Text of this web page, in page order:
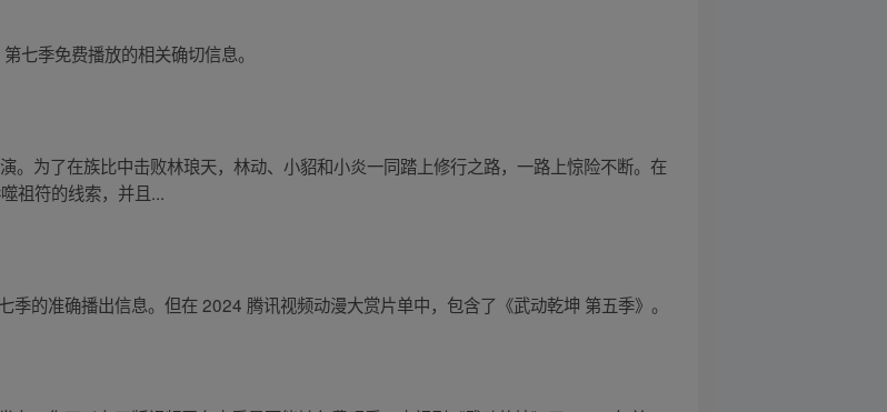
七季免费播放的相关确切信息。
。为了在族比中击败林琅天，林动、小貂和小炎一同踏上修行之路，一路上惊险不断。在
祖符的线索，并且...
的准确播出信息。但在 2024 腾讯视频动漫大赏片单中，包含了《武动乾坤 第五季》。